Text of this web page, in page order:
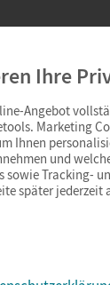
Ihre
Angebot
Marketing
Ihnen
und
sowie Tracking-
später